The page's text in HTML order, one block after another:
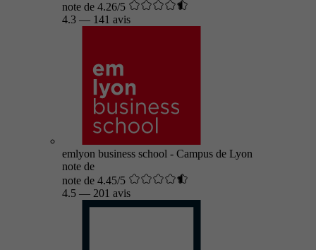
note de 4.26/5
4.3 — 141 avis
emlyon business school - Campus de Lyon
note de
note de 4.45/5
4.5 — 201 avis